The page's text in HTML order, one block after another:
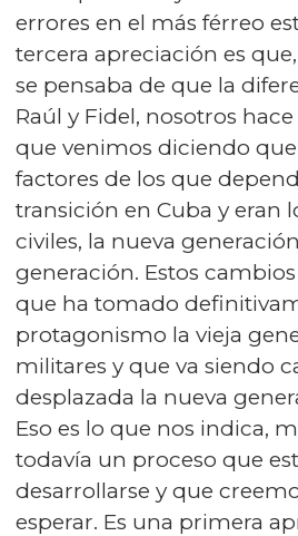
errores en el más férreo
tercera apreciación es
se pensaba de que la
Raúl y Fidel, nosotros
que venimos diciendo
factores de los que
transición en Cuba y eran
civiles, la nueva
generación. Estos
que ha tomado
protagonismo la vieja
militares y que va siendo
desplazada la nueva
Eso es lo que nos indica,
todavía un proceso que
desarrollarse y que
esperar. Es una primera